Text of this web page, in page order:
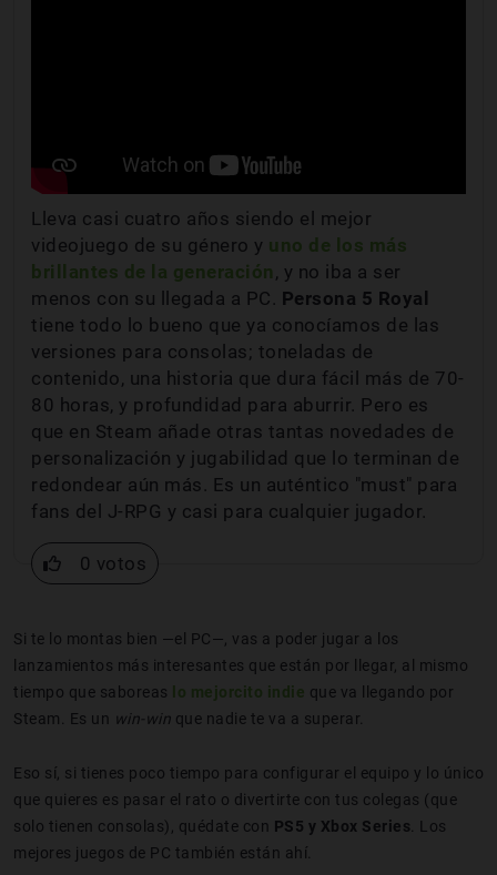
Lleva casi cuatro años siendo el mejor
videojuego de su género y uno de los más
brillantes de la generación , y no iba a ser
menos con su llegada a PC. Persona 5 Royal
tiene todo lo bueno que ya conocíamos de las
versiones para consolas; toneladas de
contenido, una historia que dura fácil más de 70-
80 horas, y profundidad para aburrir. Pero es
que en Steam añade otras tantas novedades de
personalización y jugabilidad que lo terminan de
redondear aún más. Es un auténtico "must" para
fans del J-RPG y casi para cualquier jugador.
0 votos
Si te lo montas bien —el PC—, vas a poder jugar a los
lanzamientos más interesantes que están por llegar, al mismo
tiempo que saboreas lo mejorcito indie que va llegando por
Steam. Es un win-win que nadie te va a superar.
Eso sí, si tienes poco tiempo para configurar el equipo y lo único
que quieres es pasar el rato o divertirte con tus colegas (que
solo tienen consolas), quédate con PS5 y Xbox Series . Los
mejores juegos de PC también están ahí.